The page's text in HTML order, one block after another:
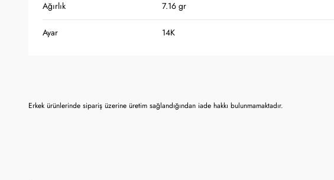
Ağırlık 7.16 gr
Ayar 14K
Erkek ürünlerinde sipariş üzerine üretim sağlandığından iade hakkı bulunmamaktadır.